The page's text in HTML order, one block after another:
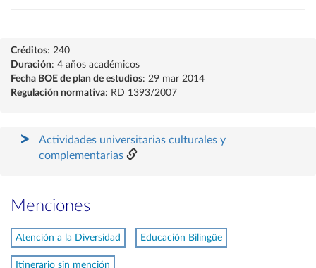
Créditos: 240
Duración: 4 años académicos
Fecha BOE de plan de estudios: 29 mar 2014
Regulación normativa: RD 1393/2007
Actividades universitarias culturales y
complementarias
Menciones
Atención a la Diversidad Educación Bilingüe
Itinerario sin mención